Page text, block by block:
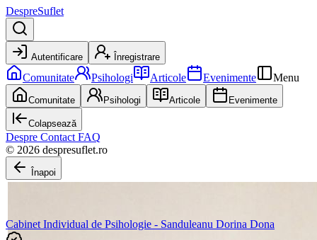
DespreSuflet
Autentificare Înregistrare
Comunitate Psihologi Articole Evenimente Menu
Comunitate Psihologi Articole Evenimente
Colapsează
Despre Contact FAQ
© 2026 despresuflet.ro
Înapoi
Cabinet Individual de Psihologie - Sanduleanu Dorina Dona